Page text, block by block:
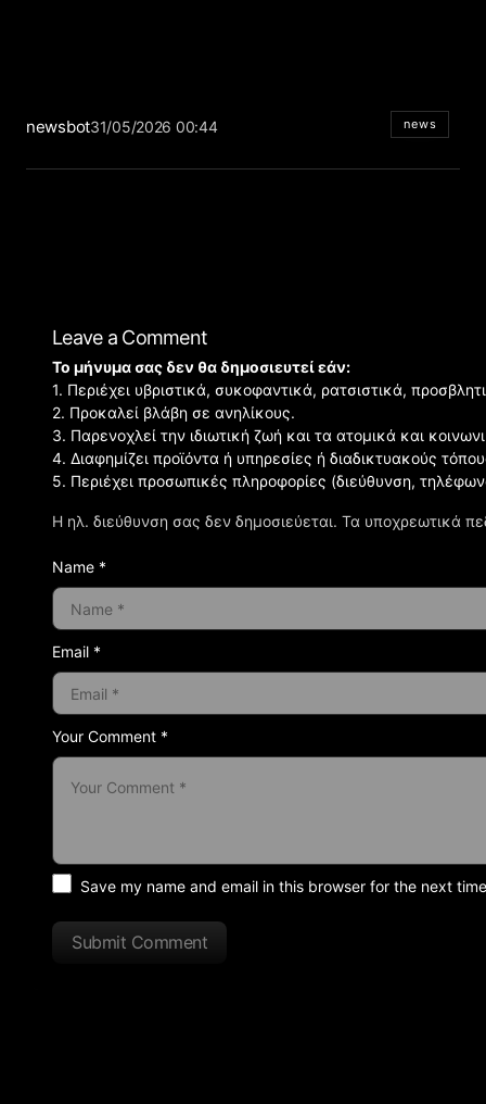
newsbot31/05/2026 00:44 news
Leave a Comment
Η ηλ. διεύθυνση σας δεν δημοσιεύεται. Τα υποχρεωτικά
Your Comment *
Το μήνυμα σας δεν θα δημοσιευτεί εάν:
1. Περιέχει υβριστικά, συκοφαντικά, ρατσιστικά,
2. Προκαλεί βλάβη σε ανηλίκους.
3. Παρενοχλεί την ιδιωτική ζωή και τα ατομικά και
4. Διαφημίζει προϊόντα ή υπηρεσίες ή διαδικτυακούς
5. Περιέχει προσωπικές πληροφορίες (διεύθυνση,
Name *
Email *
Save my name and email in this browser for the next
Submit Comment